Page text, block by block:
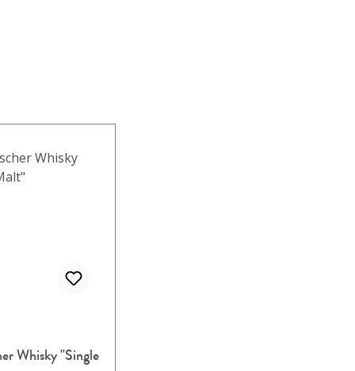
Whisky "Single